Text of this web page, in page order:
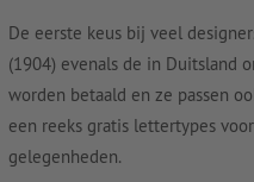
De eerste keus bij veel
(1904) evenals de in Duitsland
worden betaald en ze passen
een reeks gratis lettertypes
gelegenheden.